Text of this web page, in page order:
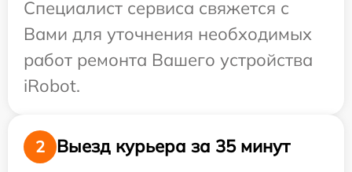
Специалист сервиса свяжется с
Вами для уточнения необходимых
работ ремонта Вашего устройства
iRobot.
2 Выезд курьера за 35 минут